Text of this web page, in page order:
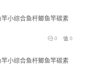
小综合鱼杆鲫鱼竿碳素
0
0
小综合鱼杆鲫鱼竿碳素